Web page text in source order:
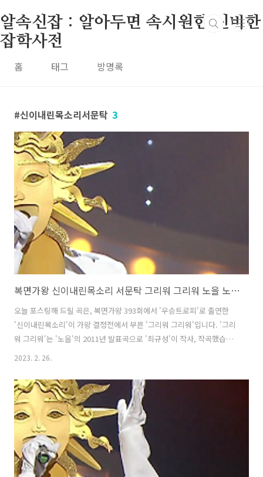
알속신잡 : 알아두면 속시원한 신비한
잡학사전
홈 태그 방명록
신이내린목소리서문탁 3
복면가왕 신이내린목소리 서문탁 그리워 그리워 노을 노래 해석 곡설명 정체
오늘 포스팅해 드릴 곡은, 복면가왕 393회에서 '우승트로피'로 출연한
'신이내린목소리'이 가왕 결정전에서 부른 '그리워 그리워'입니다. '그리
워 그리워'는 '노을'의 2011년 발표곡으로 '최규성'이 작사, 작곡했습니
다. '서문탁'이 안정적인 실력으로 담담하게 부르기 시작해 후반부로 갈
서 완벽히 소화해 내며 가왕으로서의 저력을 보여주었습니다. * 그리워
그리워 - 신이내린목소리 서문탁 / 노을 가사 늦은저녁 하루를보내고 찬
바람에 창문을 닫으니 아득하게 조용한 방에서 아주 작은 조명하나를 켜
놓고 어둑해진 밖을 바라보니 문득 너무도 슬퍼지네 매일듣는 노래 LIST
엔 하나같이 다 우리얘기뿐 이별은 모두 다 같으니까 다시 조심스럽게 행
복했던..
2023. 2. 26.